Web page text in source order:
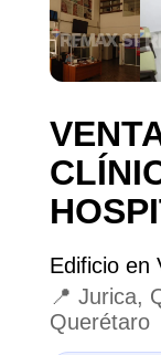
Edificio en
📍 Jurica,
Querétaro